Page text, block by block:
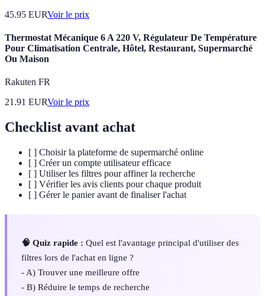
45.95 EURVoir le prix
Thermostat Mécanique 6 A 220 V, Régulateur De Température
Pour Climatisation Centrale, Hôtel, Restaurant, Supermarché
Ou Maison
Rakuten FR
21.91 EURVoir le prix
Checklist avant achat
[ ] Choisir la plateforme de supermarché online
[ ] Créer un compte utilisateur efficace
[ ] Utiliser les filtres pour affiner la recherche
[ ] Vérifier les avis clients pour chaque produit
[ ] Gérer le panier avant de finaliser l'achat
🧠 Quiz rapide : Quel est l'avantage principal d'utiliser des
filtres lors de l'achat en ligne ?
- A) Trouver une meilleure offre
- B) Réduire le temps de recherche